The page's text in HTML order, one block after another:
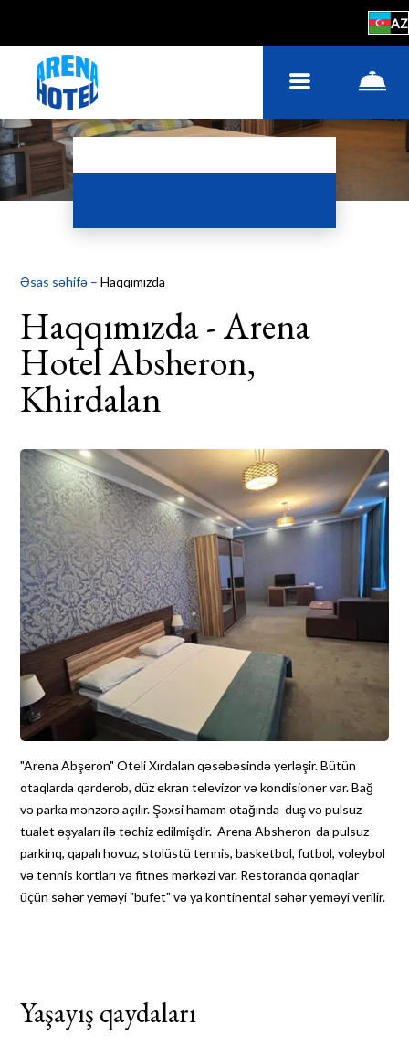
AZ
Əsas səhifə –Haqqımızda
Haqqımızda - Arena
Hotel Absheron,
Khirdalan
"Arena Abşeron" Oteli Xırdalan qəsəbəsində yerləşir. Bütün
otaqlarda qarderob, düz ekran televizor və kondisioner var. Bağ
və parka mənzərə açılır. Şəxsi hamam otağında duş və pulsuz
tualet əşyaları ilə təchiz edilmişdir. Arena Absheron-da pulsuz
parkinq, qapalı hovuz, stolüstü tennis, basketbol, futbol, voleybol
və tennis kortları və fitnes mərkəzi var. Restoranda qonaqlar
üçün səhər yeməyi "bufet" və ya kontinental səhər yeməyi verilir.
Yaşayış qaydaları